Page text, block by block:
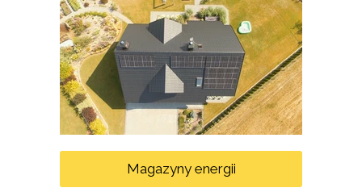
Magazyny energii